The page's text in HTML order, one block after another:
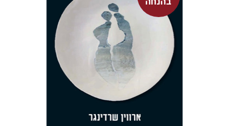
ארווין שרדינגר
אבשלום אליצור
רונה אבירם